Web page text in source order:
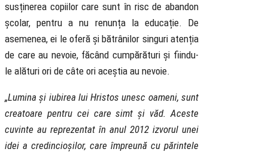
susținerea copiilor care sunt în risc de abandon
școlar, pentru a nu renunța la educație. De
asemenea, ei le oferă și bătrânilor singuri atenția
de care au nevoie, făcând cumpărături și fiindu-
le alături ori de câte ori aceștia au nevoie.
„Lumina și iubirea lui Hristos unesc oameni, sunt
creatoare pentru cei care simt și văd. Aceste
cuvinte au reprezentat în anul 2012 izvorul unei
idei a credincioșilor, care împreună cu părintele